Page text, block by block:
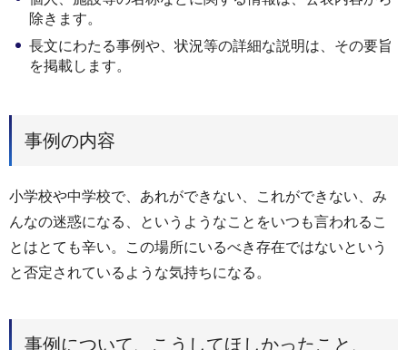
除きます。
長文にわたる事例や、状況等の詳細な説明は、その要旨
を掲載します。
事例の内容
小学校や中学校で、あれができない、これができない、み
んなの迷惑になる、というようなことをいつも言われるこ
とはとても辛い。この場所にいるべき存在ではないという
と否定されているような気持ちになる。
事例について、こうしてほしかったこと、